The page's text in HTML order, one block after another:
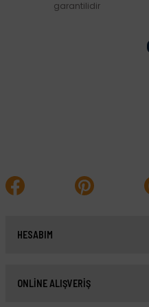
garantilidir
HESABIM
ONLİNE ALIŞVERİŞ